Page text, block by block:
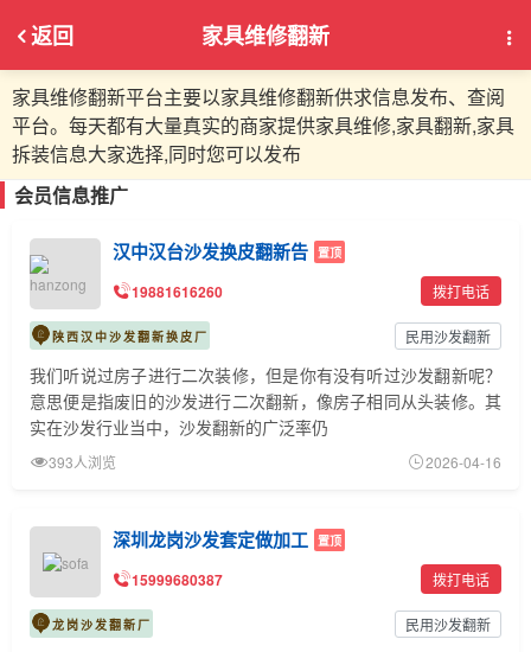
返回 家具维修翻新
家具维修翻新平台主要以家具维修翻新供求信息发布、查阅
平台。每天都有大量真实的商家提供家具维修,家具翻新,家具
拆装信息大家选择,同时您可以发布
会员信息推广
汉中汉台沙发换皮翻新告 置顶
19881616260 拨打电话
陕西汉中沙发翻新换皮厂 民用沙发翻新
我们听说过房子进行二次装修，但是你有没有听过沙发翻新呢？
意思便是指废旧的沙发进行二次翻新，像房子相同从头装修。其
实在沙发行业当中，沙发翻新的广泛率仍
393人浏览 2026-04-16
深圳龙岗沙发套定做加工 置顶
15999680387 拨打电话
龙岗沙发翻新厂 民用沙发翻新